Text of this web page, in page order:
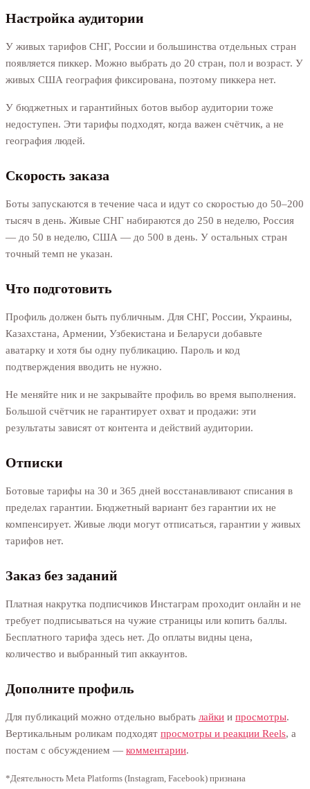
Настройка аудитории
У живых тарифов СНГ, России и большинства отдельных стран
появляется пиккер. Можно выбрать до 20 стран, пол и возраст. У
живых США география фиксирована, поэтому пиккера нет.
У бюджетных и гарантийных ботов выбор аудитории тоже
недоступен. Эти тарифы подходят, когда важен счётчик, а не
география людей.
Скорость заказа
Боты запускаются в течение часа и идут со скоростью до 50–200
тысяч в день. Живые СНГ набираются до 250 в неделю, Россия
— до 50 в неделю, США — до 500 в день. У остальных стран
точный темп не указан.
Что подготовить
Профиль должен быть публичным. Для СНГ, России, Украины,
Казахстана, Армении, Узбекистана и Беларуси добавьте
аватарку и хотя бы одну публикацию. Пароль и код
подтверждения вводить не нужно.
Не меняйте ник и не закрывайте профиль во время выполнения.
Большой счётчик не гарантирует охват и продажи: эти
результаты зависят от контента и действий аудитории.
Отписки
Ботовые тарифы на 30 и 365 дней восстанавливают списания в
пределах гарантии. Бюджетный вариант без гарантии их не
компенсирует. Живые люди могут отписаться, гарантии у живых
тарифов нет.
Заказ без заданий
Платная накрутка подписчиков Инстаграм проходит онлайн и не
требует подписываться на чужие страницы или копить баллы.
Бесплатного тарифа здесь нет. До оплаты видны цена,
количество и выбранный тип аккаунтов.
Дополните профиль
Для публикаций можно отдельно выбрать лайки и просмотры.
Вертикальным роликам подходят просмотры и реакции Reels, а
постам с обсуждением — комментарии.
*Деятельность Meta Platforms (Instagram, Facebook) признана